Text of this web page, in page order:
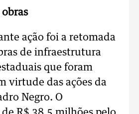
ação foi a retomada
de infraestrutura
que foram
virtude das ações da
Negro. O